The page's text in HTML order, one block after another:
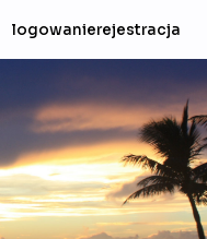
logowanierejestracja